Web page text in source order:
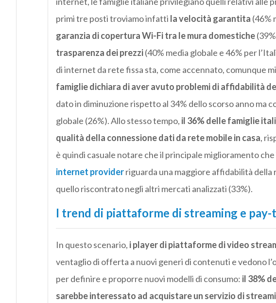
primi tre posti troviamo infatti la velocità garantita (46%
garanzia di copertura Wi-Fi tra le mura domestiche
trasparenza dei prezzi(40% media globale e 46% per
di internet da rete fissa sta, come accennato, comunque
famiglie dichiara di aver avuto problemi di affidabilità
dato in diminuzione rispetto al 34% dello scorso anno ma
globale (26%). Allo stesso tempo, il 36% delle famiglie
qualità della connessione dati da rete mobile in casa,
è quindi casuale notare che il principale miglioramento
internet providerriguarda una maggiore affidabilità della
quello riscontrato negli altri mercati analizzati (33%).
I trend di piattaforme di streaming e pay-
In questo scenario, i player di piattaforme di video
ventaglio di offerta a nuovi generi di contenuti e vedono
per definire e proporre nuovi modelli di consumo: il 38%
sarebbe interessato ad acquistare un servizio di